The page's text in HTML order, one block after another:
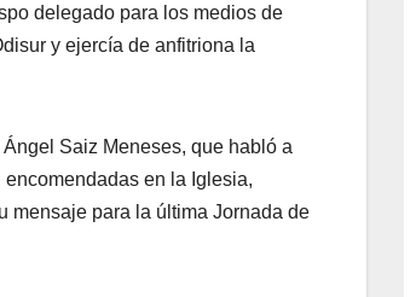
delegado para los medios de
y ejercía de anfitriona la
Saiz Meneses, que habló a
en la Iglesia,
mensaje para la última Jornada de